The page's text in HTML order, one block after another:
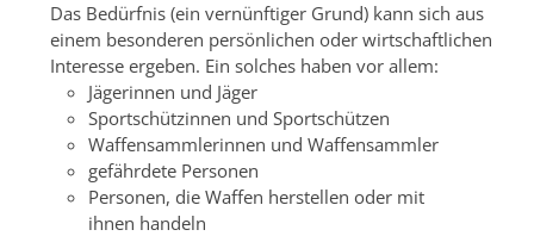
Das Bedürfnis (ein vernünftiger Grund) kann sich aus
einem besonderen persönlichen oder wirtschaftlichen
Interesse ergeben. Ein solches haben vor allem:
Jägerinnen und Jäger
Sportschützinnen und Sportschützen
Waffensammlerinnen und Waffensammler
gefährdete Personen
Personen, die Waffen herstellen oder mit
ihnen handeln